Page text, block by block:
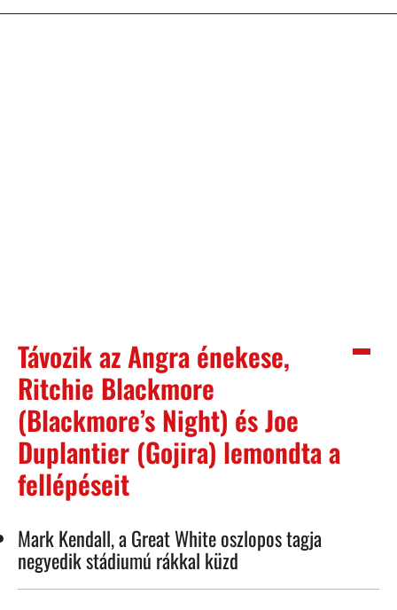
Távozik az Angra énekese,
Ritchie Blackmore
(Blackmore’s Night) és Joe
Duplantier (Gojira) lemondta a
fellépéseit
Mark Kendall, a Great White oszlopos tagja
negyedik stádiumú rákkal küzd